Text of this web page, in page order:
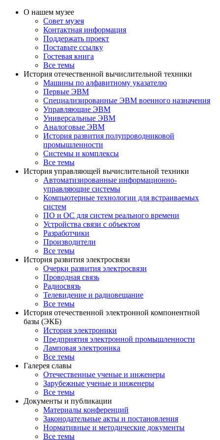
О нашем музее
Совет музея
Контактная информация
Поддержать проект
Поставьте ссылку
Гостевая книга
Все темы
История отечественной вычислительной техники
Машины по алфавитному указателю
Первые ЭВМ
Специализированные ЭВМ военного назначения
Управляющие ЭВМ
Универсальные ЭВМ
Аналоговые ЭВМ
История развития полупроводниковой
промышленности
Системы и комплексы
Все темы
История управляющей вычислительной техники
Автоматизированные информационно-
управляющие системы
Компьютерные технологии для встраиваемых
систем
ПО и ОС для систем реального времени
Устройства связи с объектом
Разработчики
Производители
Все темы
История развития электросвязи
Очерки развития электросвязи
Проводная связь
Радиосвязь
Телевидение и радиовещание
Все темы
История отечественной электронной компонентной
базы (ЭКБ)
История электроники
Предприятия электронной промышленности
Ламповая электроника
Все темы
Галерея славы
Отечественные ученые и инженеры
Зарубежные ученые и инженеры
Все темы
Документы и публикации
Материалы конференций
Законодательные акты и постановления
Нормативные и методические документы
Все темы